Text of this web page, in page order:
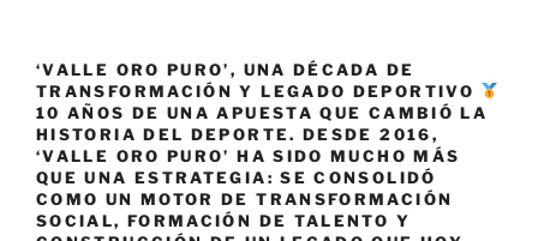
‘VALLE ORO PURO’, UNA DÉCADA DE
TRANSFORMACIÓN Y LEGADO DEPORTIVO
10 AÑOS DE UNA APUESTA QUE CAMBIÓ LA
HISTORIA DEL DEPORTE. DESDE 2016,
‘VALLE ORO PURO’ HA SIDO MUCHO MÁS
QUE UNA ESTRATEGIA: SE CONSOLIDÓ
COMO UN MOTOR DE TRANSFORMACIÓN
SOCIAL, FORMACIÓN DE TALENTO Y